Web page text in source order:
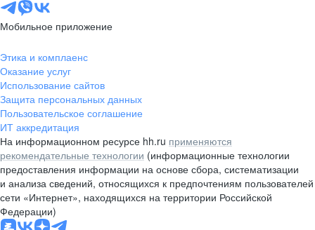
Мобильное приложение
Этика и комплаенс
Оказание услуг
Использование сайтов
Защита персональных данных
Пользовательское соглашение
ИТ аккредитация
На информационном ресурсе hh.ru применяются
рекомендательные технологии (информационные технологии
предоставления информации на основе сбора, систематизации
и анализа сведений, относящихся к предпочтениям пользователей
сети «Интернет», находящихся на территории Российской
Федерации)